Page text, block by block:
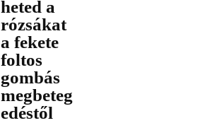
heted a
rózsákat
a fekete
foltos
gombás
megbeteg
edéstől